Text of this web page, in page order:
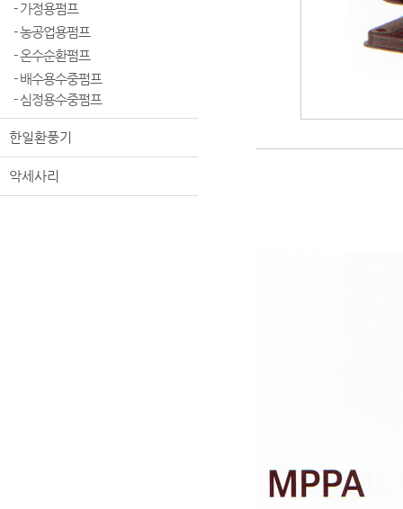
- 가정용펌프
- 농공업용펌프
- 온수순환펌프
- 배수용수중펌프
- 심정용수중펌프
한일환풍기
악세사리